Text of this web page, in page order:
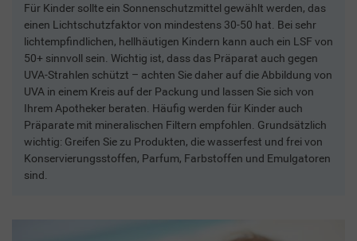
Für Kinder sollte ein Sonnenschutzmittel gewählt werden, das
einen Lichtschutzfaktor von mindestens 30-50 hat. Bei sehr
lichtempfindlichen, hellhäutigen Kindern kann auch ein LSF von
50+ sinnvoll sein. Wichtig ist, dass das Präparat auch gegen
UVA-Strahlen schützt – achten Sie daher auf die Abbildung von
UVA in einem Kreis auf der Packung und lassen Sie sich von
Ihrem Apotheker beraten. Häufig werden für Kinder auch
Präparate mit mineralischen Filtern empfohlen. Grundsätzlich
wichtig: Greifen Sie zu Produkten, die wasserfest und frei von
Konservierungsstoffen, Parfum, Farbstoffen und Emulgatoren
sind.